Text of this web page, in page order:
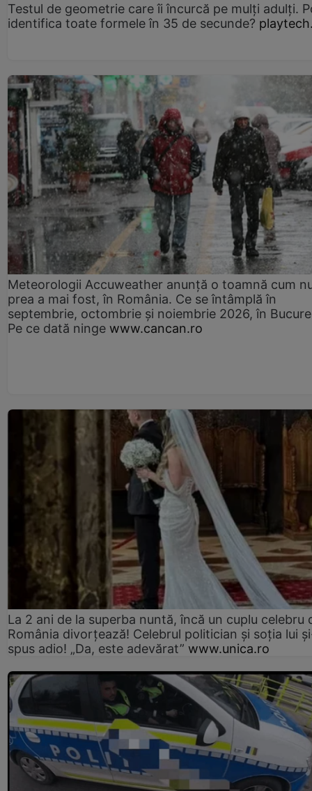
Testul de geometrie care îi încurcă pe mulți adulți.
identifica toate formele în 35 de secunde?
Meteorologii Accuweather anunță o toamnă cum
prea a mai fost, în România. Ce se întâmplă în
septembrie, octombrie și noiembrie 2026, în
Pe ce dată ninge www.cancan.ro
La 2 ani de la superba nuntă, încă un cuplu celebru
România divorțează! Celebrul politician și soția lui
spus adio! „Da, este adevărat” www.unica.ro